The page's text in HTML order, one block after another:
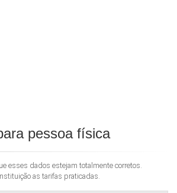
pessoa física
esses dados estejam totalmente corretos.
as tarifas praticadas.